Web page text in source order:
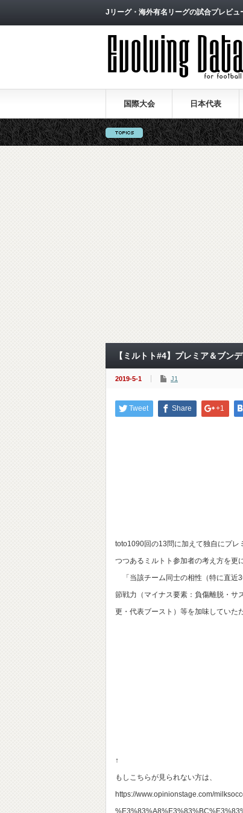
Jリーグ・海外有名リーグの試合プレビュ
国際大会 日本代表
【ミルトト#4】プレミア＆ブン
2019-5-1 J1
Tweet Share +1
toto1090回の13問に加えて独自にプレ
つつあるミルトト参加者の考え方を更
「当該チーム同士の相性（特に直近
節戦力（マイナス要素：負傷離脱・サ
更・代表ブースト）等を加味していた
↑
もしこちらが見られない方は、
https://www.opinionstage.com/